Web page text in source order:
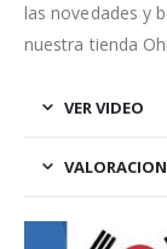
las novedades y
nuestra tienda
VER VIDEO